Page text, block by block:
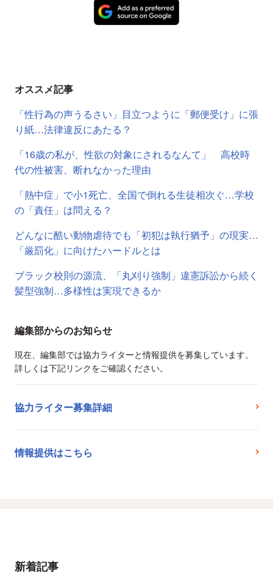
オススメ記事
「性行為の声うるさい」目立つように「郵便受け」に張
り紙…法律違反にあたる？
「16歳の私が、性欲の対象にされるなんて」 高校時
代の性被害、断れなかった理由
「熱中症」で小1死亡、全国で倒れる生徒相次ぐ…学校
の「責任」は問える？
どんなに酷い動物虐待でも「初犯は執行猶予」の現実…
「厳罰化」に向けたハードルとは
ブラック校則の源流、「丸刈り強制」違憲訴訟から続く
髪型強制…多様性は実現できるか
編集部からのお知らせ
現在、編集部では協力ライターと情報提供を募集しています。
詳しくは下記リンクをご確認ください。
協力ライター募集詳細
情報提供はこちら
新着記事